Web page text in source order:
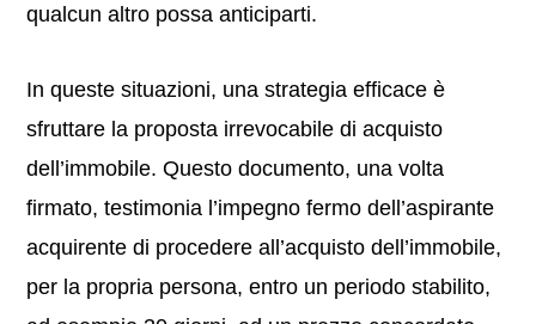
qualcun altro possa anticiparti.
In queste situazioni, una strategia efficace è
sfruttare la proposta irrevocabile di acquisto
dell’immobile. Questo documento, una volta
firmato, testimonia l’impegno fermo dell’aspirante
acquirente di procedere all’acquisto dell’immobile,
per la propria persona, entro un periodo stabilito,